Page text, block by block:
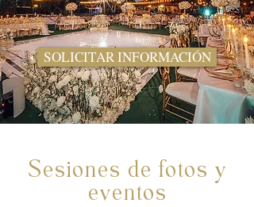
SOLICITAR INFORMACIÓN
Sesiones de fotos y
eventos